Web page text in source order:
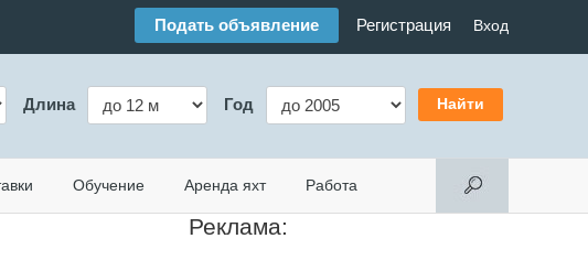
Подать объявление Регистрация Вход
Длина Год
Обучение Аренда яхт Работа
Реклама: